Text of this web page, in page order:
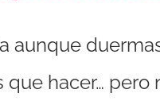
aunque
hacer… pero